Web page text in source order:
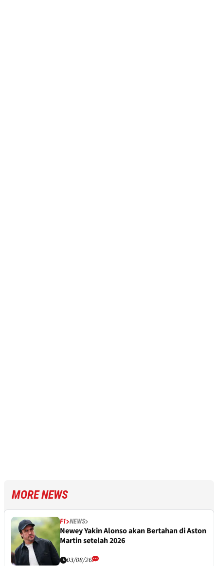
MORE NEWS
F1 NEWS
Newey Yakin Alonso akan Bertahan di Aston
Martin setelah 2026
03/08/26